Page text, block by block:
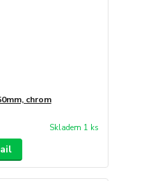
chrom
Skladem 1 ks